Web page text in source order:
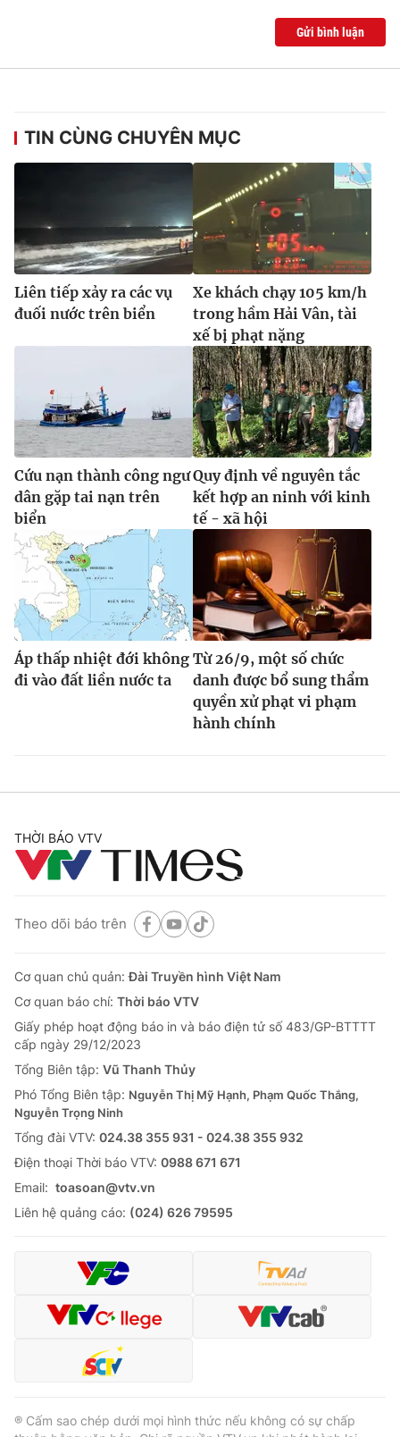
cấp ngày 29/12/2023
Nguyễn Thị Mỹ Hạnh, Phạm Quốc Thắng,
Tổng đài VTV:
024.38 355 931 - 024.38 355 932
Ðiện thoại Thời báo VTV:024.66 897 897
Email:toasoan@vtv.vn
Liên hệ quảng cáo: 024-7300.7108
® Cấm sao chép dưới mọi hình thức nếu không có sự chấp
thuận bằng văn bản. Ghi rõ nguồn VTV.vn khi phát hành lại
thông tin từ website này.
Gửi bình luận
TIN CÙNG CHUYÊN MỤC
Liên tiếp xảy ra các vụ
đuối nước trên biển
Xe khách chạy 105 km/h
trong hầm Hải Vân, tài
xế bị phạt nặng
Cứu nạn thành công ngư
dân gặp tai nạn trên
biển
Quy định về nguyên tắc
kết hợp an ninh với kinh
tế - xã hội
Áp thấp nhiệt đới không
đi vào đất liền nước ta
Từ 26/9, một số chức
danh được bổ sung thẩm
quyền xử phạt vi phạm
hành chính
THỜI BÁO VTV
Theo dõi báo trên
Cơ quan chủ quản:Đài Truyền hình Việt Nam
Cơ quan báo chí: Thời báo VTV
Giấy phép hoạt động báo in và báo điện tử số 483/GP-BTTTT
cấp ngày 29/12/2023
Tổng Biên tập: Vũ Thanh Thủy
Phó Tổng Biên tập: Nguyễn Thị Mỹ Hạnh, Phạm Quốc Thắng,
Nguyễn Trọng Ninh
Tổng đài VTV: 024.38 355 931 - 024.38 355 932
Ðiện thoại Thời báo VTV: 0988 671 671
Email: toasoan@vtv.vn
Liên hệ quảng cáo: (024) 626 79595
® Cấm sao chép dưới mọi hình thức nếu không có sự chấp